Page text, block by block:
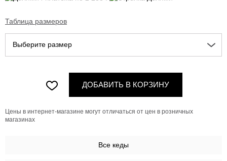
Таблица размеров
Выберите размер
ДОБАВИТЬ В КОРЗИНУ
Цены в интернет-магазине могут отличаться от цен в розничных
магазинах
Все кеды